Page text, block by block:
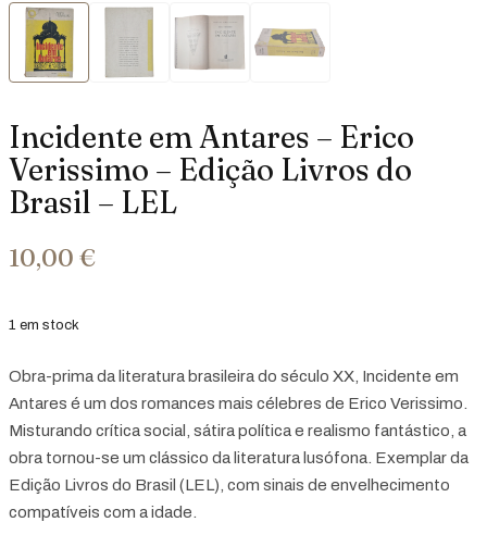
Incidente em Antares – Erico
Verissimo – Edição Livros do
Brasil – LEL
10,00 €
1 em stock
Obra-prima da literatura brasileira do século XX, Incidente em
Antares é um dos romances mais célebres de Erico Verissimo.
Misturando crítica social, sátira política e realismo fantástico, a
obra tornou-se um clássico da literatura lusófona. Exemplar da
Edição Livros do Brasil (LEL), com sinais de envelhecimento
compatíveis com a idade.